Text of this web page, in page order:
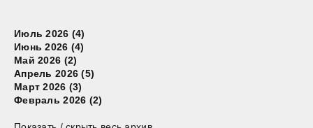
Июль 2026 (4)
Июнь 2026 (4)
Май 2026 (2)
Апрель 2026 (5)
Март 2026 (3)
Февраль 2026 (2)